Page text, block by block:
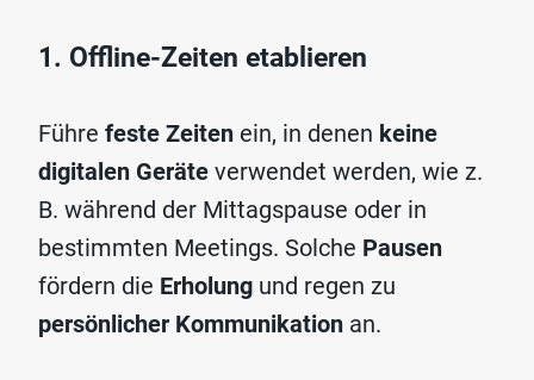
1. Offline-Zeiten etablieren
Führe feste Zeiten ein, in denen keine
digitalen Geräte verwendet werden, wie z.
B. während der Mittagspause oder in
bestimmten Meetings. Solche Pausen
fördern die Erholung und regen zu
persönlicher Kommunikation an.